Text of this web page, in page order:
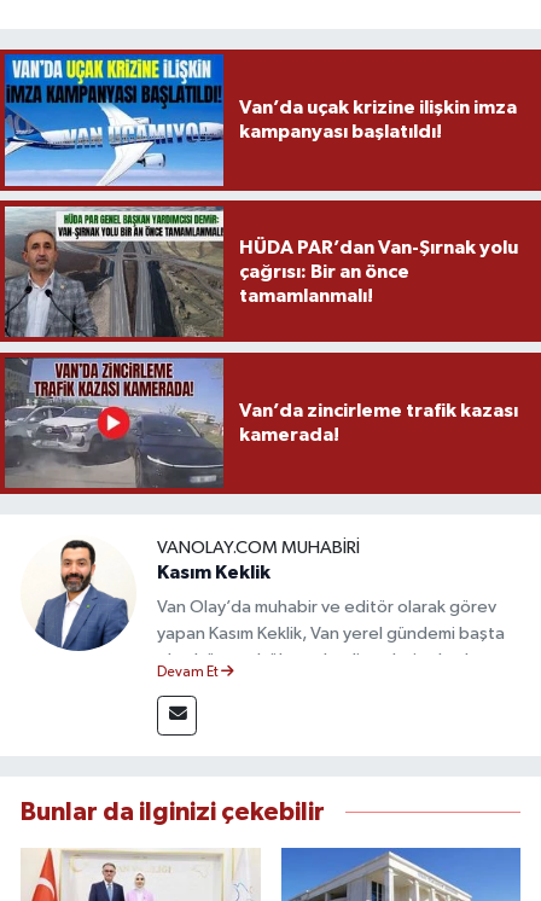
Van’da uçak krizine ilişkin imza
kampanyası başlatıldı!
HÜDA PAR’dan Van-Şırnak yolu
çağrısı: Bir an önce
tamamlanmalı!
Van’da zincirleme trafik kazası
kamerada!
VANOLAY.COM MUHABIRI
Kasım Keklik
Van Olay’da muhabir ve editör olarak görev
yapan Kasım Keklik, Van yerel gündemi başta
olmak üzere bölgesel gelişmeleri sahadan
deneyimiyle hızlı ve doğru haber üretimine
odaklanan Keklik, tarafsızlık ve etik gazetecilik
Devam Et
Bunlar da ilginizi çekebilir